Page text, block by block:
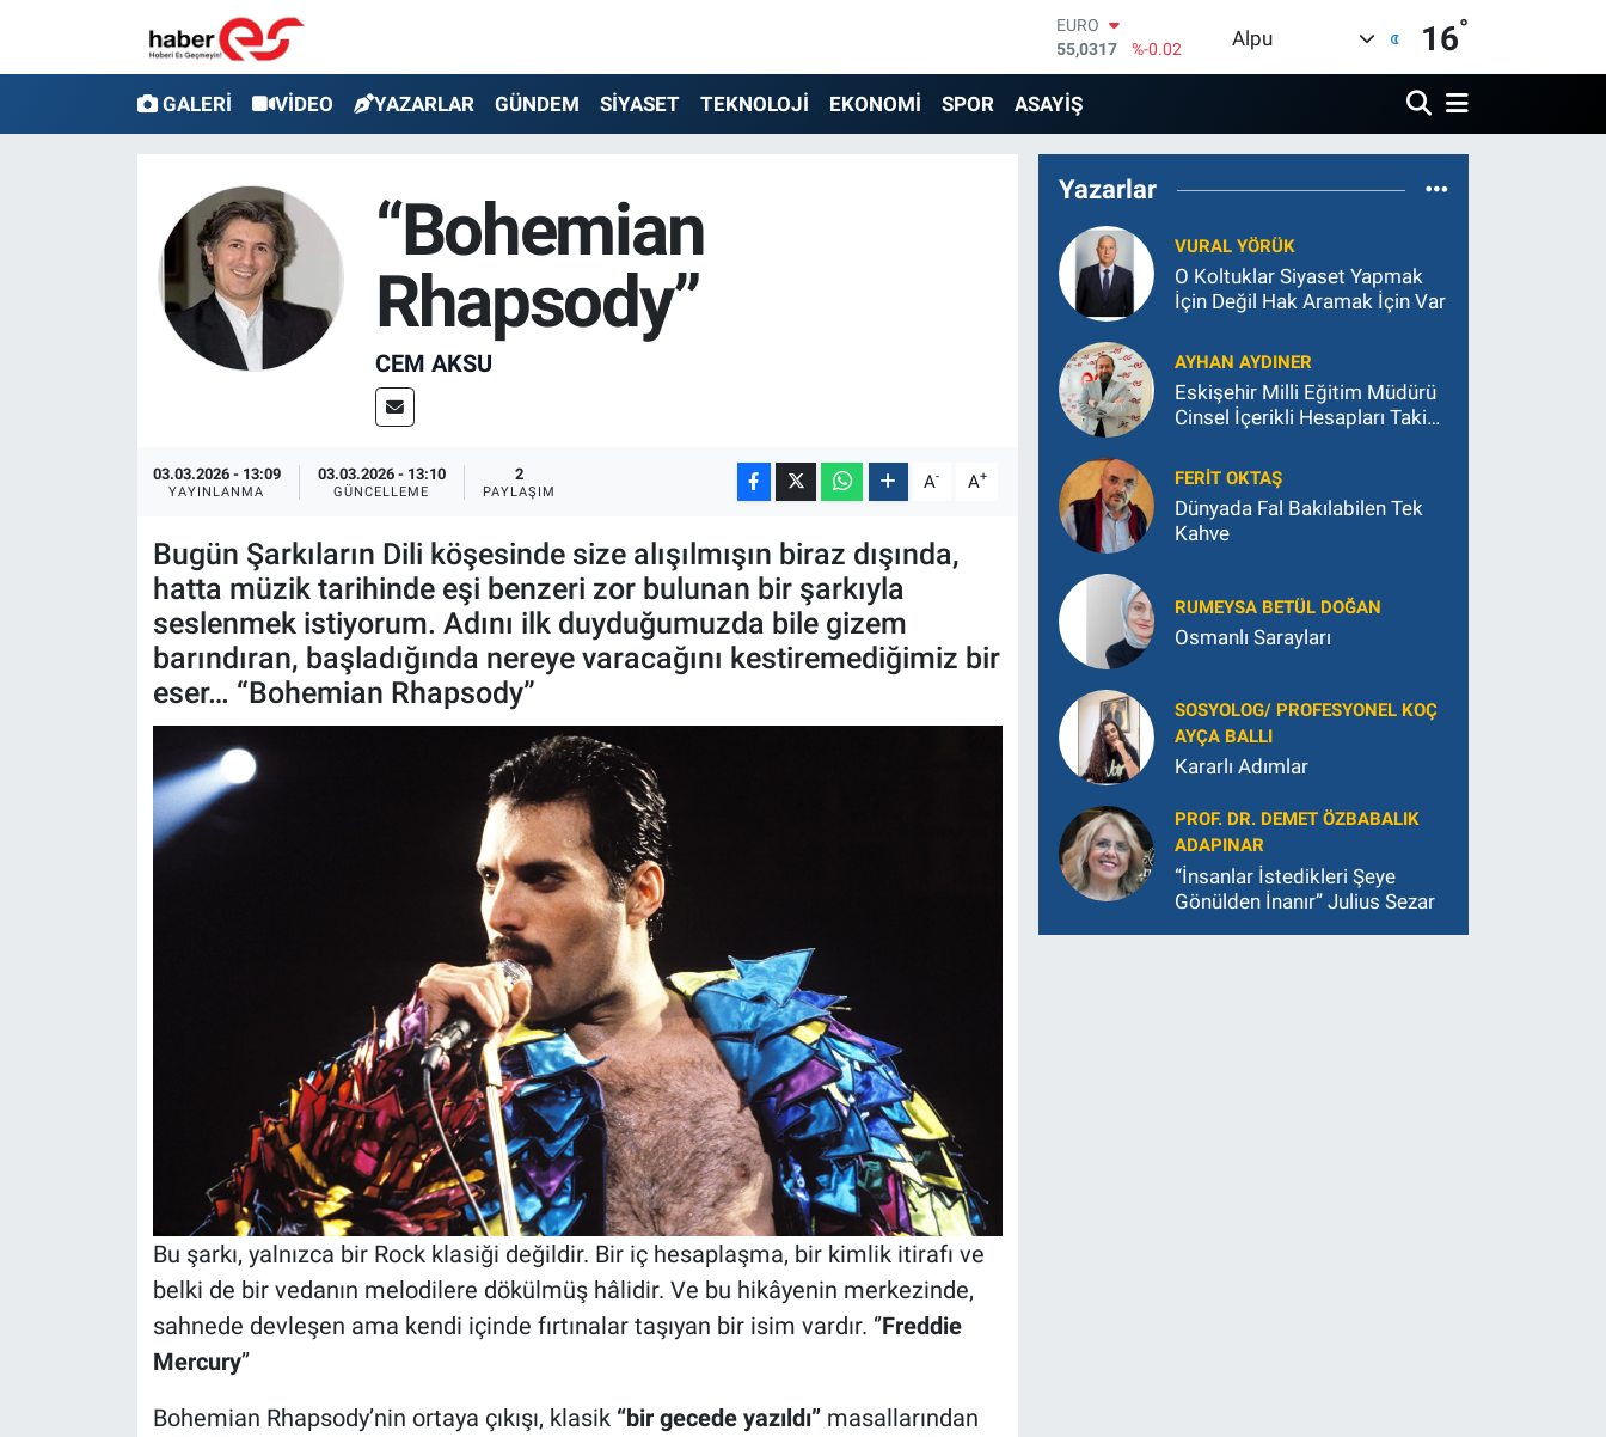
STERLİN
64,2463
%0.07
GRAM ALTIN
6574.81
BİST100
64.225,61
%-0.63
47,7143
%0.16
EURO
55,0317
%-0.02
Alpu 16°
GALERİ VİDEO YAZARLAR GÜNDEM SİYASET TEKNOLOJİ EKONOMİ SPOR ASAYİŞ
“Bohemian
Rhapsody”
CEM AKSU
03.03.2026 - 13:09
YAYINLANMA
03.03.2026 - 13:10
GÜNCELLEME
2
PAYLAŞIM A- A+
Bugün Şarkıların Dili köşesinde size alışılmışın biraz dışında,
hatta müzik tarihinde eşi benzeri zor bulunan bir şarkıyla
seslenmek istiyorum. Adını ilk duyduğumuzda bile gizem
barındıran, başladığında nereye varacağını kestiremediğimiz bir
eser… “Bohemian Rhapsody”
Bu şarkı, yalnızca bir Rock klasiği değildir. Bir iç hesaplaşma, bir kimlik itirafı ve
belki de bir vedanın melodilere dökülmüş hâlidir. Ve bu hikâyenin merkezinde,
sahnede devleşen ama kendi içinde fırtınalar taşıyan bir isim vardır. ‘’Freddie
Mercury’’
Bohemian Rhapsody’nin ortaya çıkışı, klasik “bir gecede yazıldı”masallarından
Yazarlar
VURAL YÖRÜK
O Koltuklar Siyaset Yapmak
İçin Değil Hak Aramak İçin Var
AYHAN AYDINER
Eskişehir Milli Eğitim Müdürü
Cinsel İçerikli Hesapları Takip
FERIT OKTAŞ
Dünyada Fal Bakılabilen Tek
Kahve
RUMEYSA BETÜL DOĞAN
Osmanlı Sarayları
SOSYOLOG/ PROFESYONEL KOÇ
AYÇA BALLI
Kararlı Adımlar
PROF. DR. DEMET ÖZBABALIK
ADAPINAR
“İnsanlar İstedikleri Şeye
Gönülden İnanır” Julius Sezar
Eskişehir Nöbetçi Eczaneler
Eskişehir Trafik Yoğunluk Haritası
Süper Lig Puan Durumu ve Fikstür
Tüm Manşetler